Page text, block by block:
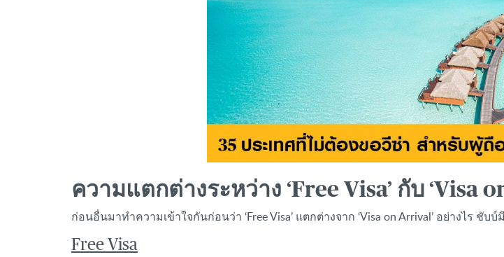
ความแตกต่างระหว่าง ‘Free Visa’ กับ ‘Visa
ก่อนอื่นมาทำความเข้าใจกันก่อนว่า ‘Free Visa’ แตกต่างจาก ‘Visa on Arrival’ อย่างไร ชับ
Free Visa